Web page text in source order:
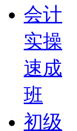
会计
实操
速成
班
初级